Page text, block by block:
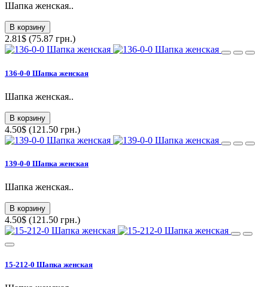
Шапка женская..
В корзину
2.81$ (75.87 грн.)
136-0-0 Шапка женская
Шапка женская..
В корзину
4.50$ (121.50 грн.)
139-0-0 Шапка женская
Шапка женская..
В корзину
4.50$ (121.50 грн.)
15-212-0 Шапка женская